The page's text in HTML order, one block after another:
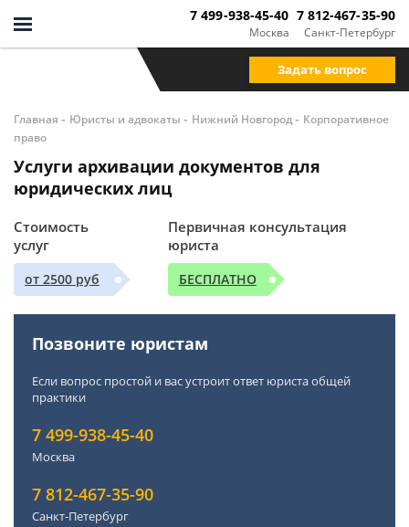
Москва
7 499-938-45-40
Санкт-Петербург
7 812-467-35-90
Задать вопрос
Главная - Юристы и адвокаты - Нижний Новгород- Корпоративное
право
Услуги архивации документов для
юридических лиц
Стоимость
услуг
от 2500 руб
Первичная консультация
юриста
БЕСПЛАТНО
Позвоните юристам
Если вопрос простой и вас устроит ответ юриста общей
практики
7 499-938-45-40
Москва
7 812-467-35-90
Санкт-Петербург